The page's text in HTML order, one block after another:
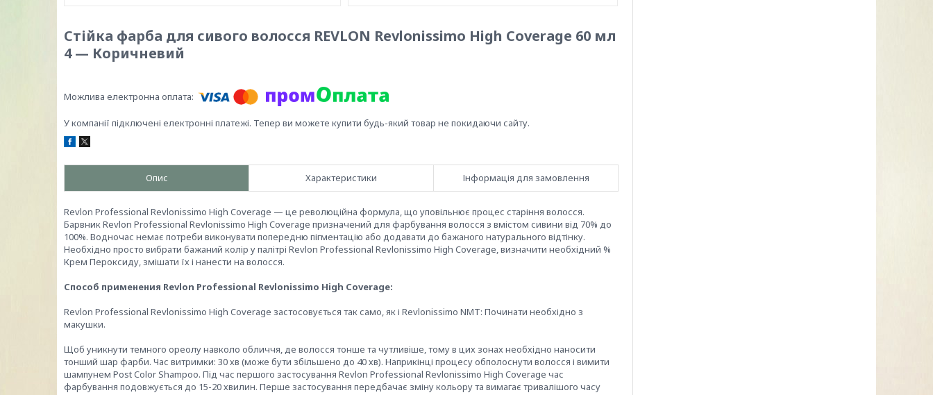
Стійка фарба для сивого волосся REVLON Revlonissimo High Coverage 60 мл
4 — Коричневий
У компанії підключені електронні платежі. Тепер ви можете купити будь-який товар не покидаючи сайту.
Опис Характеристики Інформація для замовлення
Revlon Professional Revlonissimo High Coverage — це революційна формула, що уповільнює процес старіння волосся.
Барвник Revlon Professional Revlonissimo High Coverage призначений для фарбування волосся з вмістом сивини від 70% до
100%. Водночас немає потреби виконувати попередню пігментацію або додавати до бажаного натурального відтінку.
Необхідно просто вибрати бажаний колір у палітрі Revlon Professional Revlonissimo High Coverage, визначити необхідний %
Крем Пероксиду, змішати їх і нанести на волосся.
Способ применения Revlon Professional Revlonissimo High Coverage:
Revlon Professional Revlonissimo High Coverage застосовується так само, як і Revlonissimo NMT: Починати необхідно з
макушки.
Щоб уникнути темного ореолу навколо обличчя, де волосся тонше та чутливіше, тому в цих зонах необхідно наносити
тонший шар фарби. Час витримки: 30 хв (може бути збільшено до 40 хв). Наприкінці процесу обполоснути волосся і вимити
шампунем Post Color Shampoo. Під час першого застосування Revlon Professional Revlonissimo High Coverage час
фарбування подовжується до 15-20 хвилин. Перше застосування передбачає зміну кольору та вимагає тривалішого часу